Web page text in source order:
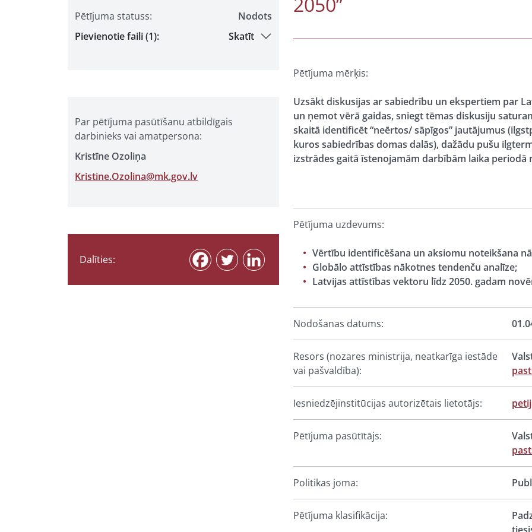
Pētījuma statuss:
Nodots
Pievienotie faili (1):
Skatīt
Par pētījuma pasūtīšanu atbildīgais
darbinieks vai amatpersona:
Kristīne Ozoliņa
Kristine.Ozolina@mk.gov.lv
Dalīties:
Pētījuma mērķis:
Uzsākt diskusijas ar sabiedrību un ekspertiem par
un ņemot vērā gaidas, sniegt tēmas diskusiju
skaitā identificēt “neērtos/ sāpīgos” jautājumus
kuros sabiedrības domas dalās), dažādu pušu
izstrādes gaitā īstenojamām darbībām laika periodā
Pētījuma uzdevums:
Vērtību identificēšana un aksiomu noteikšana
Globālo attīstības nākotnes tendenču analīze;
Latvijas attīstības vektoru līdz 2050. gadam
Nodošanas datums:
Resors (nozares ministrija, neatkarīga iestāde
vai pašvaldība):
Iesniedzējinstitūcijas autorizētais lietotājs:
Pētījuma pasūtītājs:
Politikas joma:
Pētījuma klasifikācija: